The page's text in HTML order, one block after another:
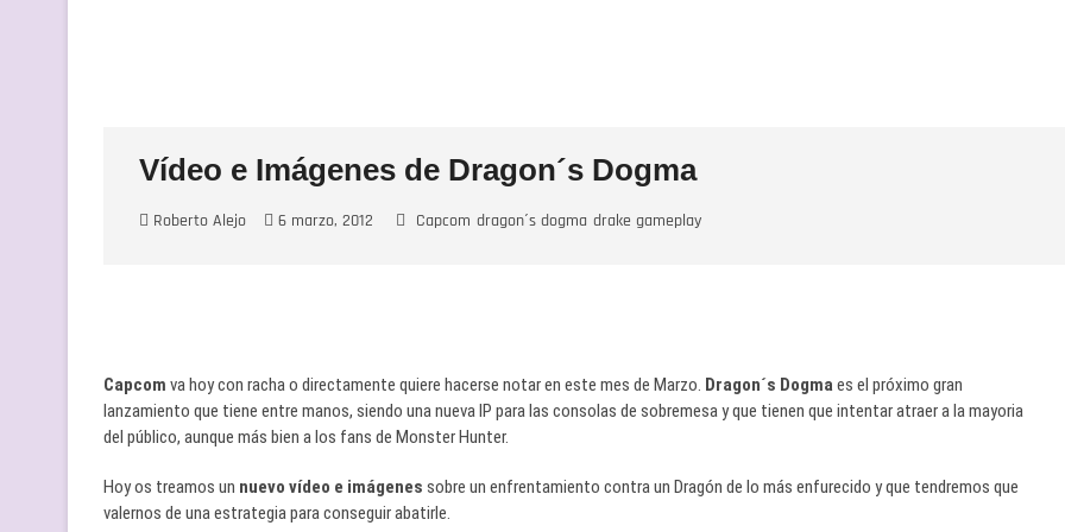
Vídeo e Imágenes de Dragon´s Dogma
Roberto Alejo 6 marzo, 2012 Capcom dragon´s dogma drake gameplay
Capcom va hoy con racha o directamente quiere hacerse notar en este mes de Marzo. Dragon´s Dogmaes el próximo gran
lanzamiento que tiene entre manos, siendo una nueva IP para las consolas de sobremesa y que tienen que intentar atraer a la mayoria
del público, aunque más bien a los fans de Monster Hunter.
Hoy os treamos un nuevo vídeo e imágenes sobre un enfrentamiento contra un Dragón de lo más enfurecido y que tendremos que
valernos de una estrategia para conseguir abatirle.